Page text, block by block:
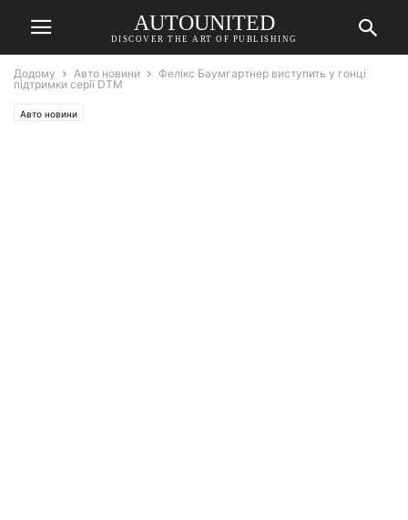
AUTOUNITED
DISCOVER THE ART OF PUBLISHING
Додому Авто новини
Фелікс Баумгартнер виступить у гонці
підтримки серії DTM
Авто новини